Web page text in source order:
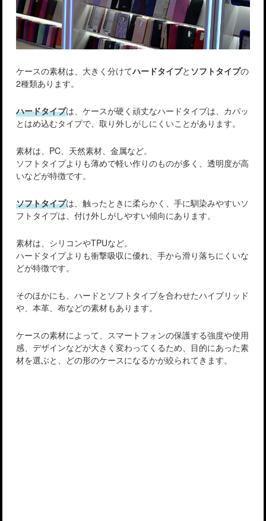
ケースの素材は、大きく分けてハードタイプと ソフトタイプの
2種類あります。
ハードタイプは、ケースが硬く頑丈なハードタイプは、カパッ
とはめ込むタイプで、取り外しがしにくいことがあります。
素材は、PC、天然素材、金属など。
ソフトタイプよりも薄めで軽い作りのものが多く、透明度が高
いなどが特徴です。
ソフトタイプは、触ったときに柔らかく、手に馴染みやすいソ
フトタイプは、付け外しがしやすい傾向にあります。
素材は、シリコンやTPUなど。
ハードタイプよりも衝撃吸収に優れ、手から滑り落ちにくいな
どが特徴です。
そのほかにも、ハードとソフトタイプを合わせたハイブリッド
や、本革、布などの素材もあります。
ケースの素材によって、スマートフォンの保護する強度や使用
感、デザインなどが大きく変わってくるため、目的にあった素
材を選ぶと、どの形のケースになるかが絞られてきます。